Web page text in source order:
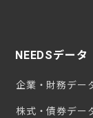
NEEDSデータ
企業・財務デー
株式・債券デー